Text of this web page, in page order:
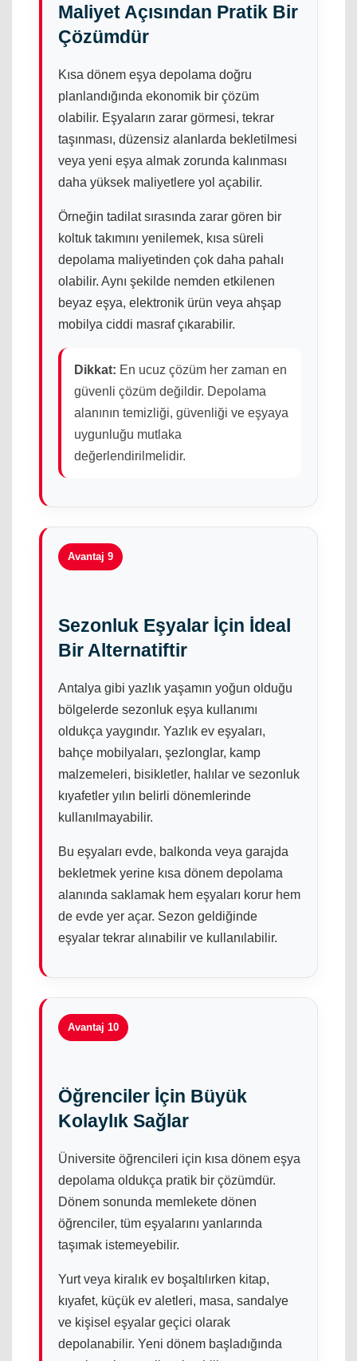
Maliyet Açısından Pratik Bir
Çözümdür
Kısa dönem eşya depolama doğru
planlandığında ekonomik bir çözüm
olabilir. Eşyaların zarar görmesi, tekrar
taşınması, düzensiz alanlarda bekletilmesi
veya yeni eşya almak zorunda kalınması
daha yüksek maliyetlere yol açabilir.
Örneğin tadilat sırasında zarar gören bir
koltuk takımını yenilemek, kısa süreli
depolama maliyetinden çok daha pahalı
olabilir. Aynı şekilde nemden etkilenen
beyaz eşya, elektronik ürün veya ahşap
mobilya ciddi masraf çıkarabilir.
Dikkat: En ucuz çözüm her zaman en
güvenli çözüm değildir. Depolama
alanının temizliği, güvenliği ve eşyaya
uygunluğu mutlaka
değerlendirilmelidir.
Avantaj 9
Sezonluk Eşyalar İçin İdeal
Bir Alternatiftir
Antalya gibi yazlık yaşamın yoğun olduğu
bölgelerde sezonluk eşya kullanımı
oldukça yaygındır. Yazlık ev eşyaları,
bahçe mobilyaları, şezlonglar, kamp
malzemeleri, bisikletler, halılar ve sezonluk
kıyafetler yılın belirli dönemlerinde
kullanılmayabilir.
Bu eşyaları evde, balkonda veya garajda
bekletmek yerine kısa dönem depolama
alanında saklamak hem eşyaları korur hem
de evde yer açar. Sezon geldiğinde
eşyalar tekrar alınabilir ve kullanılabilir.
Avantaj 10
Öğrenciler İçin Büyük
Kolaylık Sağlar
Üniversite öğrencileri için kısa dönem eşya
depolama oldukça pratik bir çözümdür.
Dönem sonunda memlekete dönen
öğrenciler, tüm eşyalarını yanlarında
taşımak istemeyebilir.
Yurt veya kiralık ev boşaltılırken kitap,
kıyafet, küçük ev aletleri, masa, sandalye
ve kişisel eşyalar geçici olarak
depolanabilir. Yeni dönem başladığında